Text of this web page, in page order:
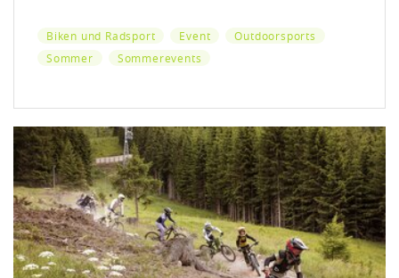
Biken und Radsport Event
Outdoorsports
Sommer
Sommerevents